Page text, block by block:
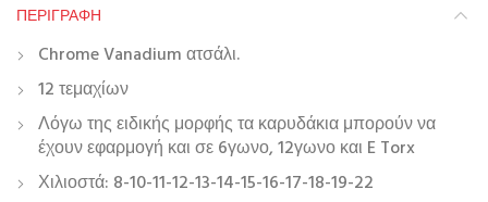
ΠΕΡΙΓΡΑΦΉ
Chrome Vanadium ατσάλι.
12 τεμαχίων
Λόγω της ειδικής μορφής τα καρυδάκια μπορούν να
έχουν εφαρμογή και σε 6γωνο, 12γωνο και E Torx
Χιλιοστά: 8-10-11-12-13-14-15-16-17-18-19-22